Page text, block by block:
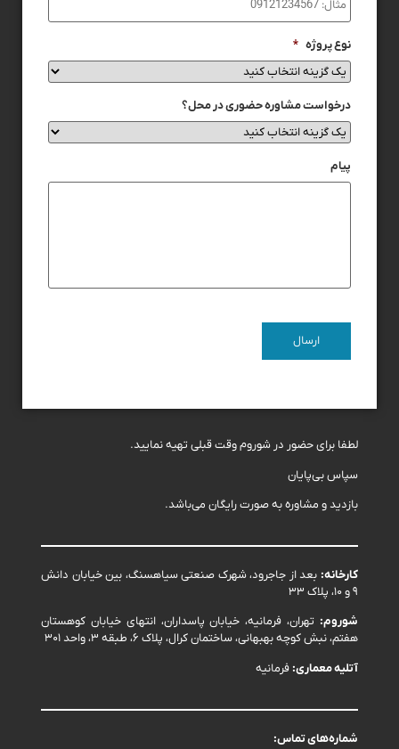
نوع پروژه *
درخواست مشاوره حضوری در محل؟
پیام
لطفا برای حضور در شوروم وقت قبلی تهیه نمایید.
سپاس بی‌پایان
بازدید و مشاوره به صورت رایگان می‌باشد.
کارخانه: بعد از جاجرود، شهرک صنعتی سیاهسنگ، بین خیابان دانش
۹ و ۱۰، پلاک ۳۳
شوروم: تهران، فرمانیه، خیابان پاسداران، انتهای خیابان کوهستان
هفتم، نبش کوچه بهبهانی، ساختمان کرال، پلاک ۶، طبقه ۳، واحد ۳۰۱
آتلیه معماری: فرمانیه
شماره‌های تماس: